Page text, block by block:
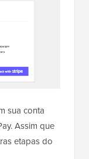
sua conta
Assim que
etapas do